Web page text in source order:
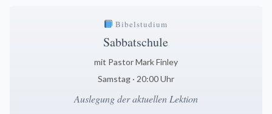
Bibelstudium
Sabbatschule
mit Pastor Mark Finley
Samstag · 20:00 Uhr
Auslegung der aktuellen Lektion